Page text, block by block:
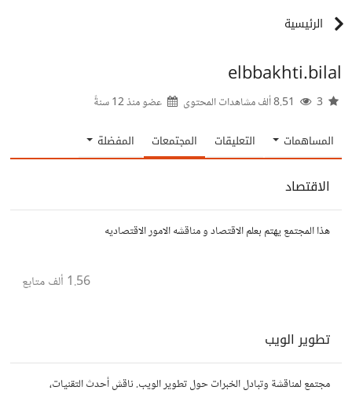
الرئيسية
elbbakhti.bilal
عضو منذ12 سنةً
المساهمات التعليقات المجتمعات المفضلة
الاقتصاد
هذا المجتمع يهتم بعلم الاقتصاد و مناقشه الامور الاقتصاديه
1.56 ألف متابع
تطوير الويب
مجتمع لمناقشة وتبادل الخبرات حول تطوير الويب. ناقش أحدث التقنيات،